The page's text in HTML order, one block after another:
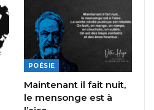
POÉSIE
Maintenant il fait nuit,
le mensonge est à